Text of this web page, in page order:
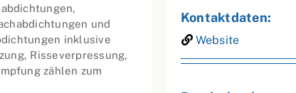
und
inklusive
Risseverpressung,
zählen zum
Kontaktdaten:
Website